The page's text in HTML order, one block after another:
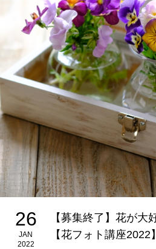
26
JAN
2022
【募集終了】花が大
【花フォト講座2022】